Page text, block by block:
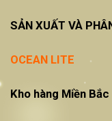
SẢN XUẤT VÀ
OCEAN LITE
Kho hàng Miền